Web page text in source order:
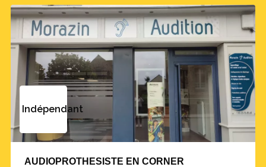
Indépendant
AUDIOPROTHESISTE EN CORNER